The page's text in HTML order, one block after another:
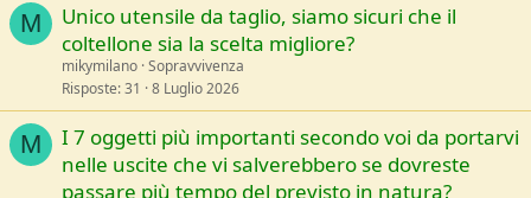
M
Unico utensile da taglio, siamo sicuri che il
coltellone sia la scelta migliore?
mikymilano Sopravvivenza
Risposte 31 8 Luglio 2026
M
I 7 oggetti più importanti secondo voi da portarvi
nelle uscite che vi salverebbero se dovreste
passare più tempo del previsto in natura?